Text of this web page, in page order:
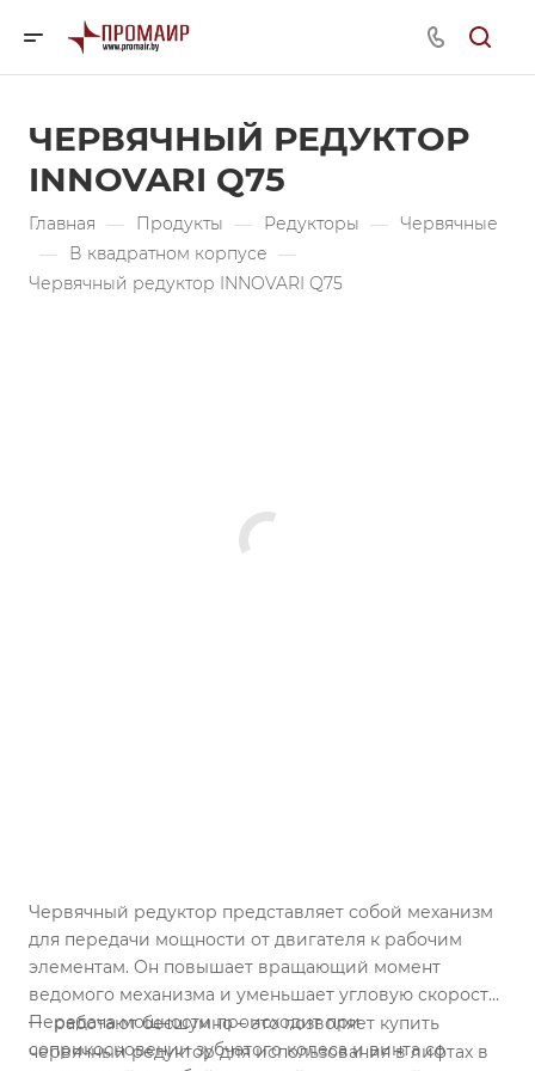
ЧЕРВЯЧНЫЙ РЕДУКТОР
INNOVARI Q75
Главная — Продукты — Редукторы — Червячные
— В квадратном корпусе —
Червячный редуктор INNOVARI Q75
Червячный редуктор представляет собой механизм
для передачи мощности от двигателя к рабочим
элементам. Он повышает вращающий момент
ведомого механизма и уменьшает угловую скорость.
Передача мощности происходит при
соприкосновении зубчатого колеса и винта со
работают бесшумно – это позволяет купить
червячный редуктор для использования в лифтах в